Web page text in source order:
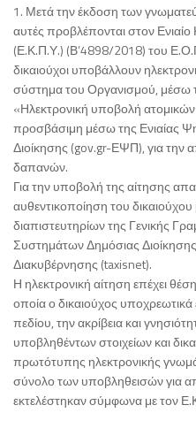
1. Μετά την έκδοση των
αυτές προβλέπονται στον
(Ε.Κ.Π.Υ.) (Β’4898/2018) του
δικαιούχοι υποβάλλουν
σύστημα του Οργανισμού, μέσω
«Ηλεκτρονική υποβολή
προσβάσιμη μέσω της Ενιαίας
Διοίκησης (gov.gr-ΕΨΠ), για την
δαπανών.
Για την υποβολή της αίτησης
αυθεντικοποίηση του
διαπιστευτηρίων της Γενικής
Συστημάτων Δημόσιας
Διακυβέρνησης (taxisnet).
Η ηλεκτρονική αίτηση επέχει
οποία ο δικαιούχος
πεδίου, την ακρίβεια και
υποβληθέντων στοιχείων και
πρωτότυπης ηλεκτρονικής
σύνολο των υποβληθεισών για
εκτελέστηκαν σύμφωνα με τον